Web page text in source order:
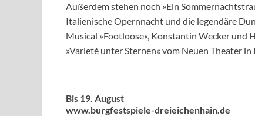
Außerdem stehen noch »Ein
Italienische Opernnacht und die legendäre
Musical »Footloose«, Konstantin Wecker und
»Varieté unter Sternen« vom Neuen Theater in
Bis 19. August
www.burgfestspiele-dreieichenhain.de